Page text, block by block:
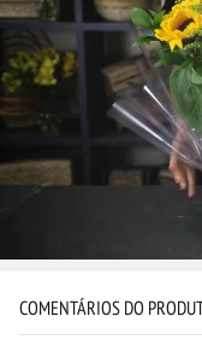
COMENTÁRIOS DO